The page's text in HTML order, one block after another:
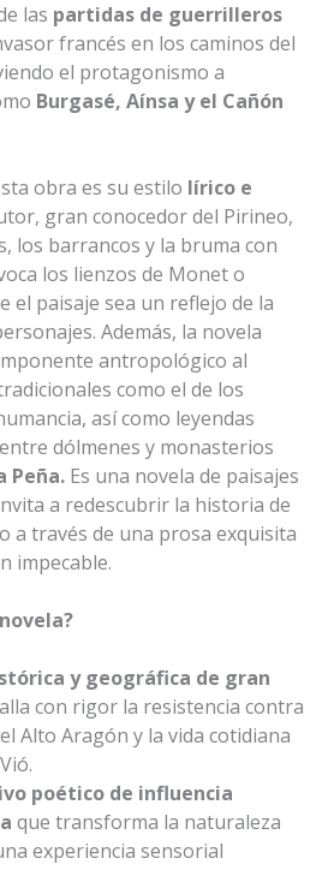
las partidas de guerrilleros
francés en los caminos del
el protagonismo a
Burgasé, Aínsa y el Cañón
obra es su estilo lírico e
gran conocedor del Pirineo,
los barrancos y la bruma con
los lienzos de Monet o
el paisaje sea un reflejo de la
Además, la novela
antropológico al
como el de los
así como leyendas
dólmenes y monasterios
Peña. Es una novela de paisajes
a redescubrir la historia de
a través de una prosa exquisita
impecable.
y geográfica de gran
con rigor la resistencia contra
Alto Aragón y la vida cotidiana
poético de influencia
que transforma la naturaleza
experiencia sensorial